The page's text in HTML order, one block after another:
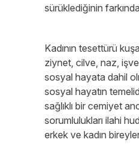
sürüklediğinin farkında
Kadının tesettürü
ziynet, cilve, naz,
sosyal hayata dahil
sosyal hayatın
sağlıklı bir cemiyet
sorumlulukları ilahi
erkek ve kadın